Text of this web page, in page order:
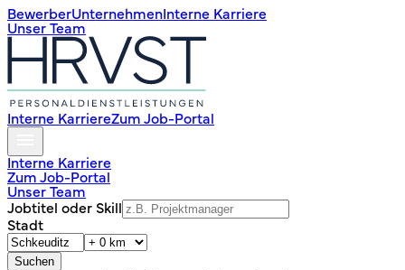
BewerberUnternehmen Interne Karriere
Unser Team
Interne KarriereZum Job-Portal
Interne Karriere
Zum Job-Portal
Unser Team
Jobtitel oder Skill
Stadt
Suchen